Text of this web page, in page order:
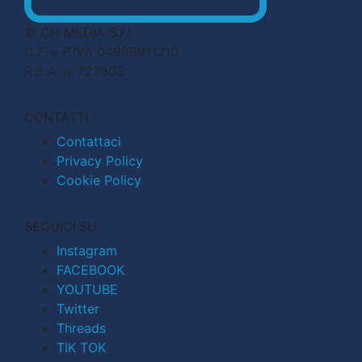
© CN MEDIA S.r.l.
C.F. e P.IVA 04998911210
R.E.A. n. 727803
CONTATTI
Contattaci
Privacy Policy
Cookie Policy
SEGUICI SU
Instagram
FACEBOOK
YOUTUBE
Twitter
Threads
TIK TOK